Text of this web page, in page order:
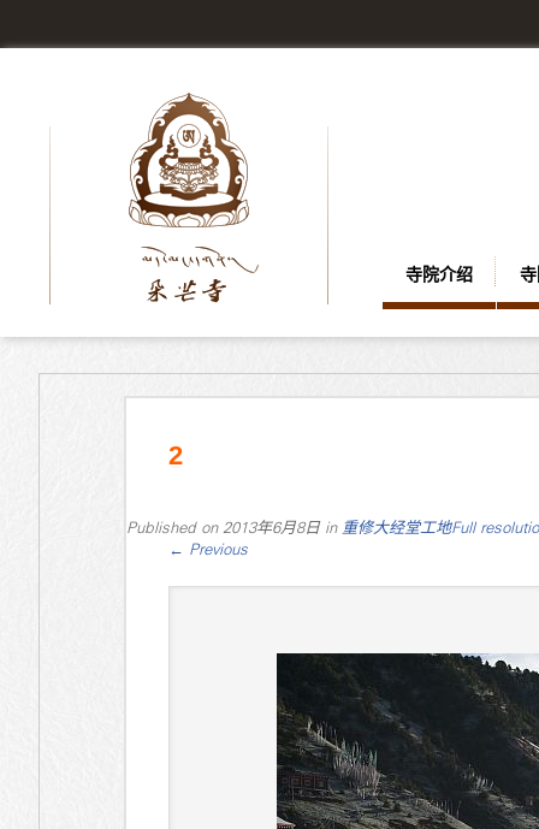
寺院介绍
2
Published on 2013年6月8日in 重修大经堂工地Full
← Previous